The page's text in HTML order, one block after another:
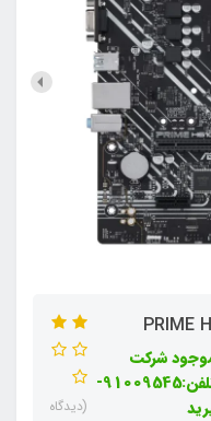
شرکت
میباشد لطفا جهت خرید محصول با تلفن:91009545-
(دیدگاه